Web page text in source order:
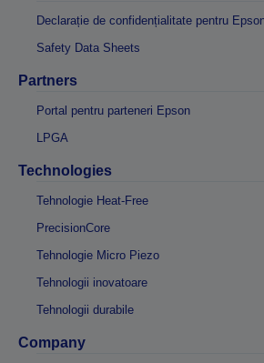
Declarație de confidențialitate pentru
Safety Data Sheets
Partners
Portal pentru parteneri Epson
LPGA
Technologies
Tehnologie Heat-Free
PrecisionCore
Tehnologie Micro Piezo
Tehnologii inovatoare
Tehnologii durabile
Company